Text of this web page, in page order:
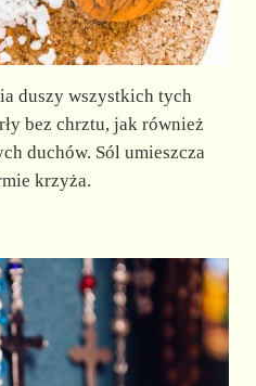
duszy wszystkich tych
bez chrztu, jak również
duchów. Sól umieszcza
krzyża.